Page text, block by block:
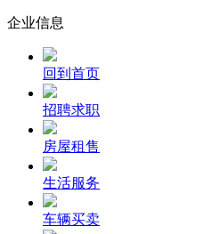
企业信息
回到首页
招聘求职
房屋租售
生活服务
车辆买卖